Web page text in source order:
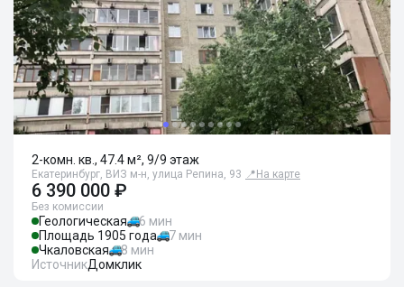
2-комн. кв., 47.4 м², 9/9 этаж
Екатеринбург, ВИЗ м-н, улица Репина, 93 📍 На карте
6 390 000 ₽
Без комиссии
Геологическая
6 мин
Площадь 1905 года
7 мин
Чкаловская
8 мин
ИсточникДомклик